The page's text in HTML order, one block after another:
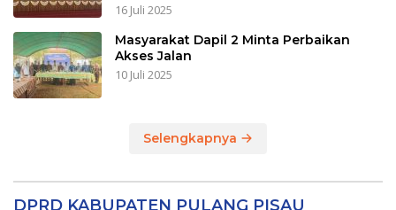
16 Juli 2025
Masyarakat Dapil 2 Minta Perbaikan
Akses Jalan
10 Juli 2025
Selengkapnya
DPRD KABUPATEN PULANG PISAU